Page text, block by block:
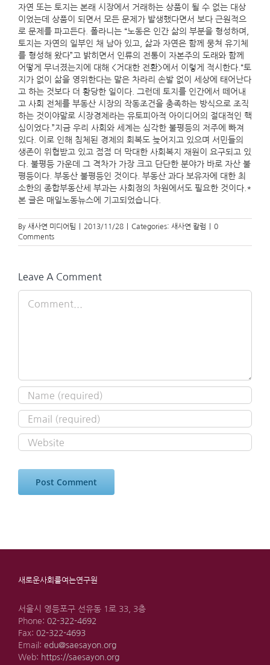
자연 또는 토지는 본래 시장에서 거래하는 상품이 될 수 없는 대상
이었는데 상품이 되면서 모든 문제가 발생했다면서 보다 근원적으
로 문제를 파고든다. 폴라니는 “노동은 인간 삶의 부분을 형성하며,
토지는 자연의 일부인 채 남아 있고, 삶과 자연은 함께 뭉쳐 유기체
를 형성해 왔다”고 밝히면서 인류의 전통이 자본주의 도래와 함께
어떻게 무너졌는지에 대해 <거대한 전환>에서 이렇게 적시한다.“토
지가 없이 삶을 영위한다는 말은 차라리 손발 없이 세상에 태어난다
고 하는 것보다 더 황당한 일이다. 그런데 토지를 인간에서 떼어내
고 사회 전체를 부동산 시장의 작동조건을 충족하는 방식으로 조직
하는 것이야말로 시장경제라는 유토피아적 아이디어의 절대적인 핵
심이었다.”지금 우리 사회와 세계는 심각한 불평등의 저주에 빠져
있다. 이로 인해 침체된 경제의 회복도 늦어지고 있으며 서민들의
생존이 위협받고 있고 점점 더 막대한 사회복지 재원이 요구되고 있
다. 불평등 가운데 그 격차가 가장 크고 단단한 분야가 바로 자산 불
평등이다. 부동산 불평등인 것이다. 부동산 과다 보유자에 대한 최
소한의 종합부동산세 부과는 사회정의 차원에서도 필요한 것이다.*
본 글은 매일노동뉴스에 기고되었습니다.
By 새사연 미디어팀 2013/11/28 Categories: 새사연 칼럼
0
Comments
Leave A Comment
새로운사회를여는연구원
서울시 영등포구 선유동 1로 33, 3층
Phone: 02-322-4692
Fax: 02-322-4693
Email: edu@saesayon.org
Web: https://saesayon.org